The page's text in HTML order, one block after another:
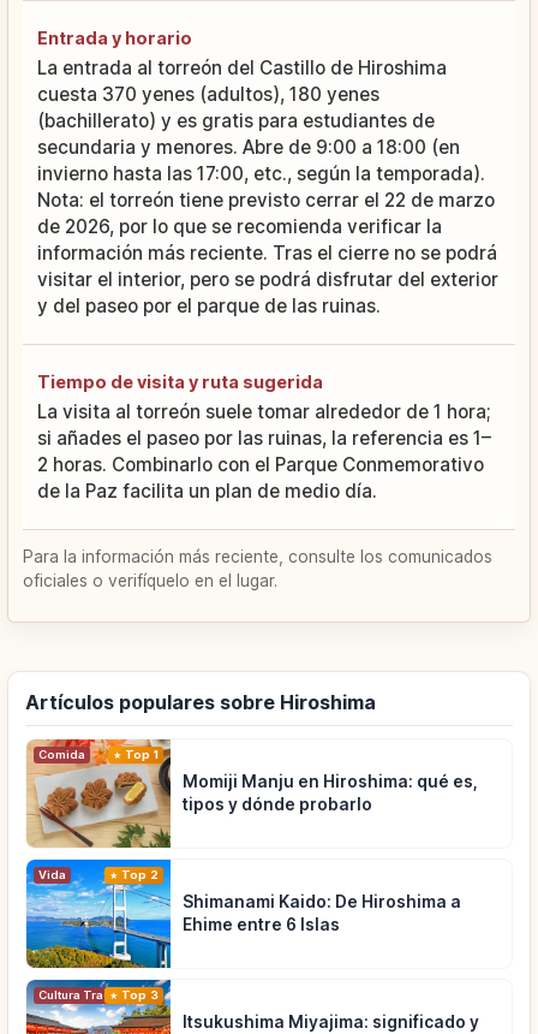
Entrada y horario
La entrada al torreón del Castillo de Hiroshima
cuesta 370 yenes (adultos), 180 yenes
(bachillerato) y es gratis para estudiantes de
secundaria y menores. Abre de 9:00 a 18:00 (en
invierno hasta las 17:00, etc., según la temporada).
Nota: el torreón tiene previsto cerrar el 22 de marzo
de 2026, por lo que se recomienda verificar la
información más reciente. Tras el cierre no se podrá
visitar el interior, pero se podrá disfrutar del exterior
y del paseo por el parque de las ruinas.
Tiempo de visita y ruta sugerida
La visita al torreón suele tomar alrededor de 1 hora;
si añades el paseo por las ruinas, la referencia es 1–
2 horas. Combinarlo con el Parque Conmemorativo
de la Paz facilita un plan de medio día.
Para la información más reciente, consulte los comunicados
oficiales o verifíquelo en el lugar.
Artículos populares sobre Hiroshima
Comida Top 1
Momiji Manju en Hiroshima: qué es,
tipos y dónde probarlo
Vida Top 2
Shimanami Kaido: De Hiroshima a
Ehime entre 6 Islas
Cultura Tradicional
Top 3
Itsukushima Miyajima: significado y